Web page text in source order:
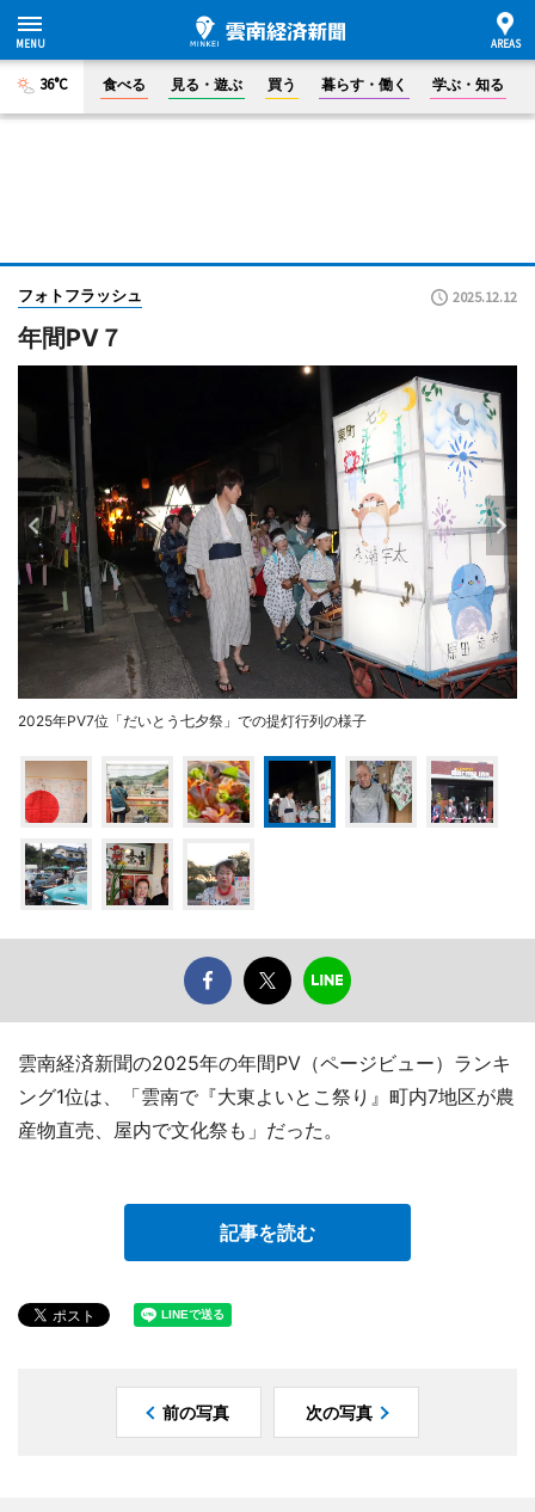
36°C 食べる 見る・遊ぶ 買う 暮らす・働く 学ぶ・知る
フォトフラッシュ 2025.12.12
年間PV７
2025年PV7位「だいとう七夕祭」での提灯行列の様子
雲南経済新聞の2025年の年間PV（ページビュー）ランキ
ング1位は、「雲南で『大東よいとこ祭り』町内7地区が農
産物直売、屋内で文化祭も」だった。
記事を読む
前の写真 次の写真